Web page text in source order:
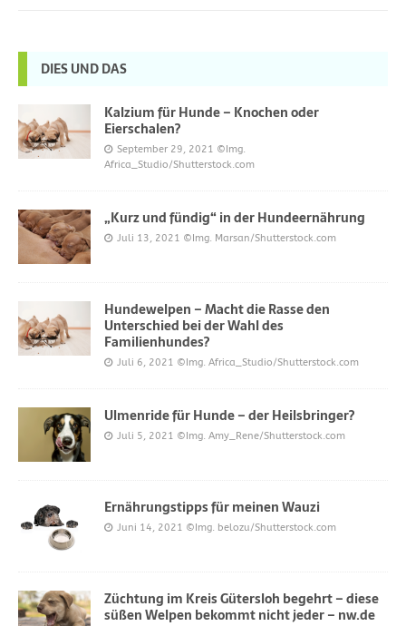
DIES UND DAS
Kalzium für Hunde – Knochen oder
Eierschalen?
September 29, 2021 ©Img.
Africa_Studio/Shutterstock.com
„Kurz und fündig“ in der Hundeernährung
Juli 13, 2021 ©Img. Marsan/Shutterstock.com
Hundewelpen – Macht die Rasse den
Unterschied bei der Wahl des
Familienhundes?
Juli 6, 2021 ©Img. Africa_Studio/Shutterstock.com
Ulmenride für Hunde – der Heilsbringer?
Juli 5, 2021 ©Img. Amy_Rene/Shutterstock.com
Ernährungstipps für meinen Wauzi
Juni 14, 2021 ©Img. belozu/Shutterstock.com
Züchtung im Kreis Gütersloh begehrt – diese
süßen Welpen bekommt nicht jeder – nw.de